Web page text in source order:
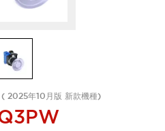
2025年10月版 新款機種)